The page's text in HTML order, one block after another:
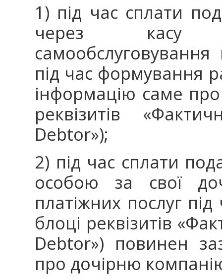
1) під час сплати
через касу
під час формування
інформацію саме
реквізитів
Debtor»);
2) під час сплати
особою за свої
платіжних послуг
блоці реквізитів
Debtor») повинен
про дочірню